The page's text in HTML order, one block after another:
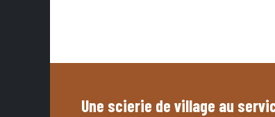
Une scierie de village au